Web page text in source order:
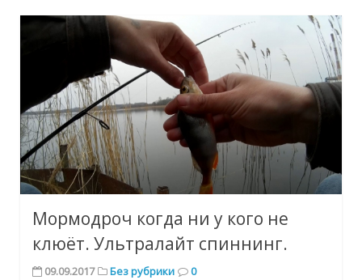
Мормодроч когда ни у кого не
клюёт. Ультралайт спиннинг.
09.09.2017 Без рубрики 0